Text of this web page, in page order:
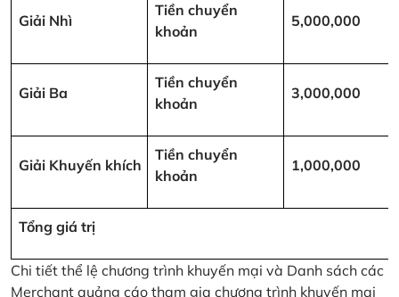
Giải Nhì
Tiền chuyển
khoản
5,000,000
Giải Ba
Tiền chuyển
khoản
3,000,000
Giải Khuyến khích
Tiền chuyển
khoản
1,000,000
Tổng giá trị
Chi tiết thể lệ chương trình khuyến mại và Danh sách các
Merchant quảng cáo tham gia chương trình khuyến mại